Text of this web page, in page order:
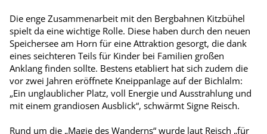
Die enge Zusammenarbeit mit den Bergbahnen Kitzbühel
spielt da eine wichtige Rolle. Diese haben durch den neuen
Speichersee am Horn für eine Attraktion gesorgt, die dank
eines seichteren Teils für Kinder bei Familien großen
Anklang finden sollte. Bestens etabliert hat sich zudem die
vor zwei Jahren eröffnete Kneippanlage auf der Bichlalm:
„Ein unglaublicher Platz, voll Energie und Ausstrahlung und
mit einem grandiosen Ausblick“, schwärmt Signe Reisch.
Rund um die „Magie des Wanderns“ wurde laut Reisch „für